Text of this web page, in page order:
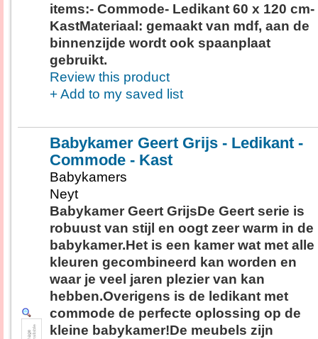
items:- Commode- Ledikant 60 x 120 cm-
KastMateriaal: gemaakt van mdf, aan de
binnenzijde wordt ook spaanplaat
gebruikt.
Review this product
+ Add to my saved list
Babykamer Geert Grijs - Ledikant -
Commode - Kast
Babykamers
Neyt
Babykamer Geert GrijsDe Geert serie is
robuust van stijl en oogt zeer warm in de
babykamer.Het is een kamer wat met alle
kleuren gecombineerd kan worden en
waar je veel jaren plezier van kan
hebben.Overigens is de ledikant met
commode de perfecte oplossing op de
kleine babykamer!De meubels zijn